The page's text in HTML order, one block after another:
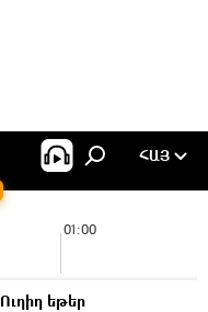
ՀԱՅ
01:00
Ուղիղ եթեր